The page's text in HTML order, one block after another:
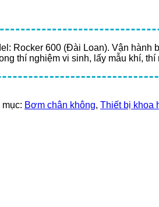
Rocker 600 (Đài Loan). Vận hành
thí nghiệm vi sinh, lấy mẫu khí,
mục: Bơm chân không, Thiết bị khoa